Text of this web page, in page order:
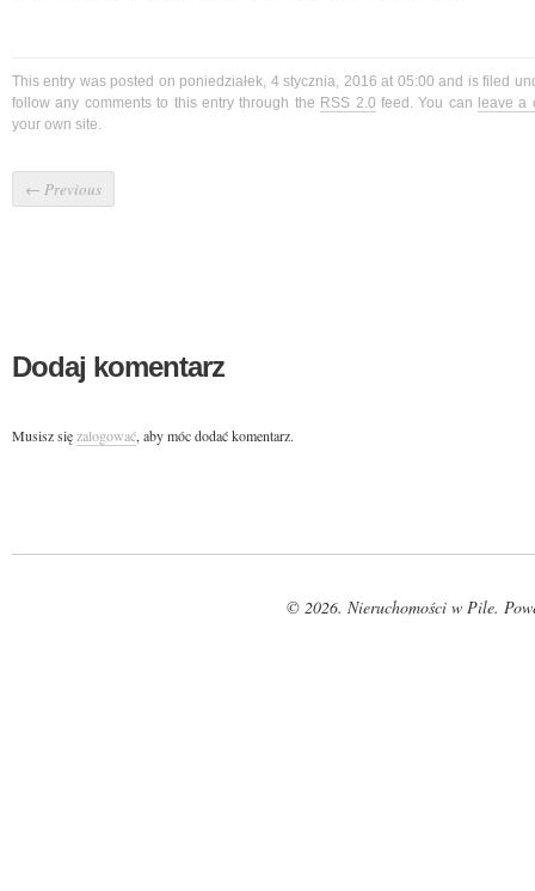
This entry was posted on poniedziałek, 4 stycznia, 2016 at 05:00 and is filed
follow any comments to this entry through the RSS 2.0 feed. You can leave a
your own site.
← Previous
Dodaj komentarz
Musisz sięzalogować, aby móc dodać komentarz.
© 2026. Nieruchomości w Pile.